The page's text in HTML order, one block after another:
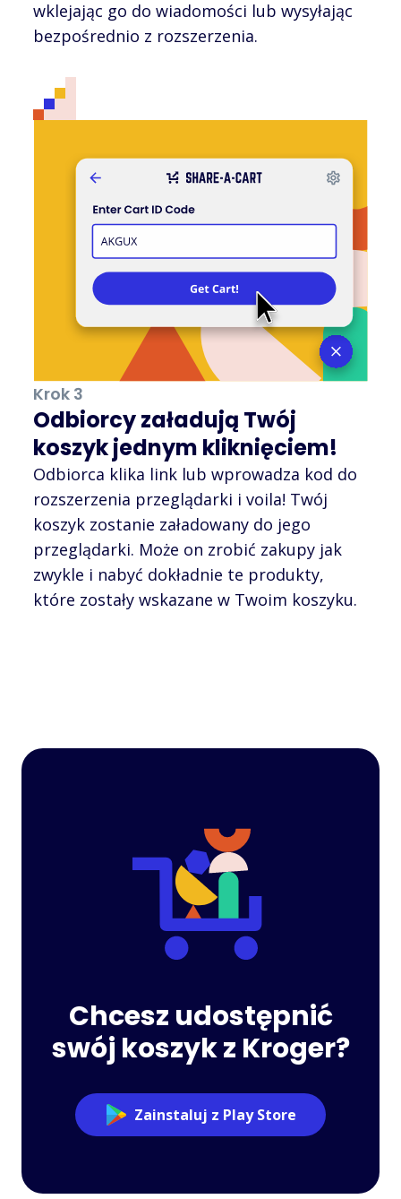
wklejając go do wiadomości lub wysyłając
bezpośrednio z rozszerzenia.
Krok 3
Odbiorcy załadują Twój
koszyk jednym kliknięciem!
Odbiorca klika link lub wprowadza kod do
rozszerzenia przeglądarki i voila! Twój
koszyk zostanie załadowany do jego
przeglądarki. Może on zrobić zakupy jak
zwykle i nabyć dokładnie te produkty,
które zostały wskazane w Twoim koszyku.
Chcesz udostępnić
swój koszyk z Kroger?
Zainstaluj z Play Store